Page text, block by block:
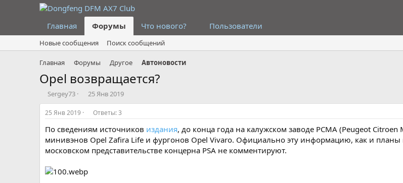
Главная Форумы Что нового? Пользователи
Новые сообщения Поиск сообщений
Главная Форумы Другое Автоновости
Opel возвращается?
А
в
т
о
р
т
е
ы
Sergey73
Д
а
а
н
а
ч
а
25 Янв 2019
25 Янв 2019 Ответы: 3
По сведениям источников издания, до конца года на калужском заводе PCMA (Peugeot
минивэнов Opel Zafira Life и фургонов Opel Vivaro. Официально эту информацию, как и
московском представительстве концерна PSA не комментируют.